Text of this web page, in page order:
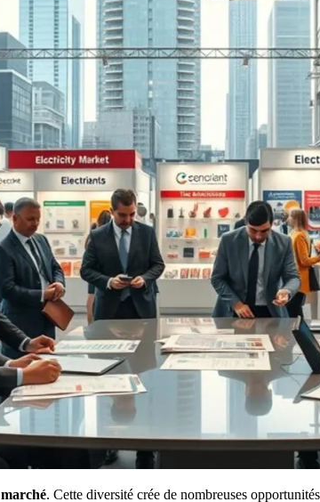
marché. Cette diversité crée de nombreuses